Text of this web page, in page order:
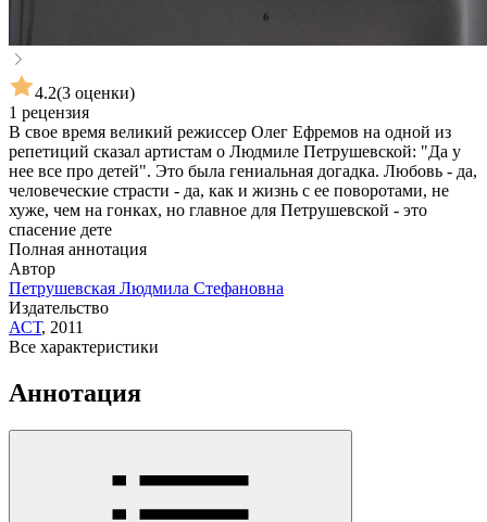
4.2(3 оценки)
1 рецензия
В свое время великий режиссер Олег Ефремов на одной из
репетиций сказал артистам о Людмиле Петрушевской: "Да у
нее все про детей". Это была гениальная догадка. Любовь - да,
человеческие страсти - да, как и жизнь с ее поворотами, не
хуже, чем на гонках, но главное для Петрушевской - это
спасение дете
Полная аннотация
Автор
Петрушевская Людмила Стефановна
Издательство
АСТ, 2011
Все характеристики
Аннотация